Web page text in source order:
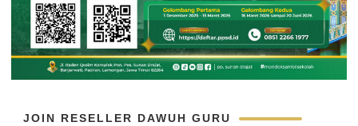
JOIN RESELLER DAWUH GURU